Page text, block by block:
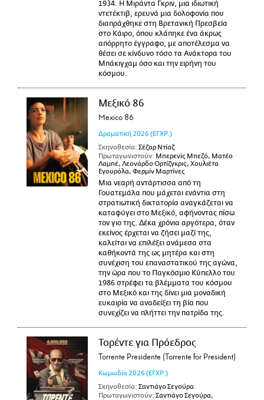
1934. Η Μιράντα Γκριν, μια ιδιωτική
ντετέκτιβ, ερευνά μια δολοφονία που
διαπράχθηκε στη Βρετανική Πρεσβεία
στο Κάιρο, όπου κλάπηκε ένα άκρως
απόρρητο έγγραφο, με αποτέλεσμα να
θέσει σε κίνδυνο τόσο τα Ανάκτορα του
Μπάκιγχαμ όσο και την ειρήνη του
κόσμου.
Μεξικό 86
Mexico 86
Δραματική 2026 (ΕΓΧΡ.)
Σκηνοθεσία: Σέζαρ Ντίαζ
Πρωταγωνιστούν: Μπερενίς Μπεζό, Ματέο
Λαμπέ, Λεονάρδο Ορτίζγκρις, Χουλιέτα
Εγουρόλα, Φερμίν Μαρτίνες
Μια νεαρή αντάρτισσα από τη
Γουατεμάλα που μάχεται ενάντια στη
στρατιωτική δικτατορία αναγκάζεται να
καταφύγει στο Μεξικό, αφήνοντας πίσω
τον γιο της. Δέκα χρόνια αργότερα, όταν
εκείνος έρχεται να ζήσει μαζί της,
καλείται να επιλέξει ανάμεσα στα
καθήκοντά της ως μητέρα και στη
συνέχιση του επαναστατικού της αγώνα,
την ώρα που το Παγκόσμιο Κύπελλο του
1986 στρέφει τα βλέμματα του κόσμου
στο Μεξικό και της δίνει μια μοναδική
ευκαιρία να αναδείξει τη βία που
συνεχίζει να πλήττει την πατρίδα της.
Τορέντε για Πρόεδρος
Torrente Presidente (Torrente for President)
Κωμωδία 2026 (ΕΓΧΡ.)
Σκηνοθεσία: Σαντιάγο Σεγούρα
Πρωταγωνιστούν: Σαντιάγο Σεγούρα,